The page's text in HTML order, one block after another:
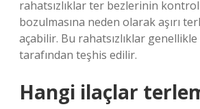
rahatsızlıklar ter bezlerinin
bozulmasına neden olarak aşırı
açabilir. Bu rahatsızlıklar
tarafından teşhis edilir.
Hangi ilaçlar